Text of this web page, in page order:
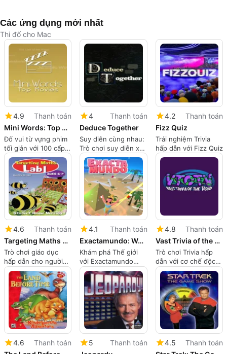
Các ứng dụng mới nhất
Thi đố cho Mac
4.9
Thanh toán
Mini Words: Top Movies
Đố vui từ vựng phim
tối giản với 100 cấp
độ trên Mac
4
Thanh toán
Deduce Together
Suy diễn cùng nhau:
Trò chơi suy diễn xã
hội và trivia được hỗ
trợ bởi AI cho các
nhóm
4.2
Thanh toán
Fizz Quiz
Trải nghiệm Trivia
hấp dẫn với Fizz Quiz
4.6
Thanh toán
Targeting Maths Lab 1
Trò chơi giáo dục
hấp dẫn cho người
học trẻ tuổi
4.1
Thanh toán
Exactamundo: World Trivia Tour
Khám phá Thế giới
với Exactamundo
Trivia
4.8
Thanh toán
Vast Trivia of the Void
Trò chơi Trivia hấp
dẫn với cơ chế độc
đáo
4.6
Thanh toán
5
Thanh toán
4.5
Thanh toán